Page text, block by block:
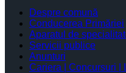
Despre comună
Conducerea Primăriei
Aparatul de
Servicii publice
Anunturi
Cariera | Concursuri |